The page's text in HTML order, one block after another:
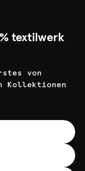
textilwerk
von
Kollektionen